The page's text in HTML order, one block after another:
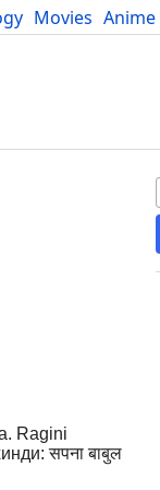
Movies Anime
Ragini
सपना बाबुल
от 9 октомври